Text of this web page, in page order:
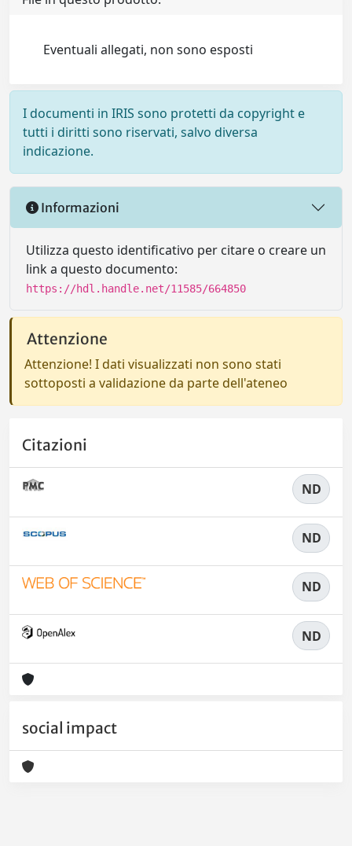
Eventuali allegati, non sono esposti
I documenti in IRIS sono protetti da copyright e
tutti i diritti sono riservati, salvo diversa
indicazione.
Informazioni
Utilizza questo identificativo per citare o creare un
link a questo documento:
https://hdl.handle.net/11585/664850
Attenzione
Attenzione! I dati visualizzati non sono stati
sottoposti a validazione da parte dell'ateneo
Citazioni
ND
ND
ND
ND
social impact